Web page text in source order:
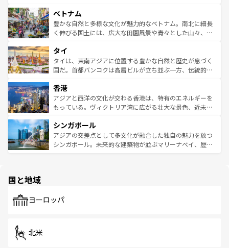
参照してほしい。
容にもいいと評判のスイーツなど、バラエティ豊かな料理
が味わえる。 なお、新着の台湾情報は コンテンツ一覧を参
照してほしい。
き、地方に足を延ばせば四季折々の自然美を楽しむことが
できる。そして、キムチや焼肉、絶品のストリートフード
まで、さまざまな韓国料理が待っている。夜には、韓国な
リティに包まれながら、韓国の多彩な魅力を心ゆくまで味
わってみてほしい。 なお、新着の韓国情報はコンテンツ一
覧を参照してほしい。
ベトナム
豊かな自然と多様な文化が魅力的なベトナム。南北に細長
く伸びる国土には、広大な田園風景や青々とした山々、世
急速な発展と共に伝統が息づく。ハノイの古い町並みやホ
ーチミン市のフランス統治時代の建物も、独特の雰囲気を
醸し出している。また、バラエティの豊かさとおいしさで
とつ。フォーやバインミー、ベトナムコーヒーなどは、ぜ
ひ現地で味わいたい。どの地域を訪れてもあたたかい人々
が旅行者を迎えてくれるので、きっと忘れられない旅にな
参照してほしい。
タイ
タイは、東南アジアに位置する豊かな自然と歴史が息づく
国だ。首都バンコクは高層ビルが立ち並ぶ一方、伝統的な
の活気が交差している。北部ではチェンマイなどの山岳地
帯で自然と触れ合い、南部ではプーケットやクラビの美し
いビーチでリゾート気分を楽しむことができる。タイ料理
激する。気候は一年中温暖で、どの季節にも異なる楽しみ
が待っている。親しみやすいタイの人々、仏教を中心とし
た文化、そして多様な観光資源が、訪れる旅人を魅了し続
香港
アジアと西洋の文化が交わる香港は、特有のエネルギーを
もっている。ヴィクトリア湾に広がる壮大な景色、近未来
み、どこを訪れても感動するはず。観光スポットが密集し
ており、効率よく見どころを回れるのも魅力。息をのむよ
うな絶景から文化的な体験まで、香港を存分に楽しみ尽く
シンガポール
アジアの交差点として多文化が融合した独自の魅力を放つ
シンガポール。未来的な建築物が並ぶマリーナベイ、歴史
で、ホーカーズは地元の風情を楽しめる外せないスポット
国と地域
ヨーロッパ
北米